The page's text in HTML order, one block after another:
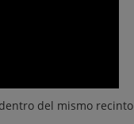
del mismo recinto